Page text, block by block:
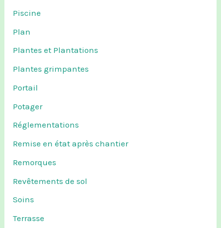
Piscine
Plan
Plantes et Plantations
Plantes grimpantes
Portail
Potager
Réglementations
Remise en état après chantier
Remorques
Revêtements de sol
Soins
Terrasse